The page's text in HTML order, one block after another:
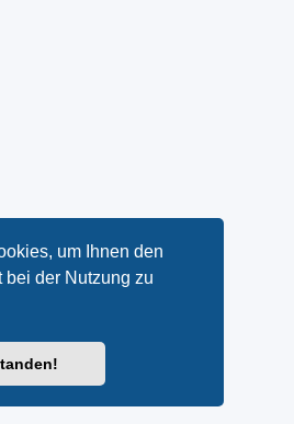
um Ihnen den
bei der Nutzung zu